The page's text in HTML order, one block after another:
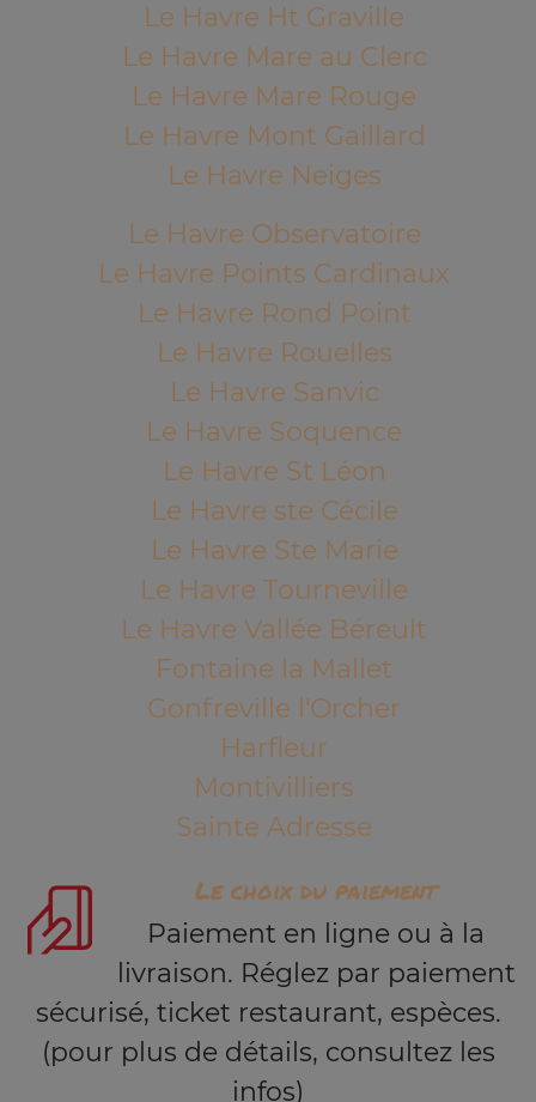
Le Havre Ht Graville
Le Havre Mare au Clerc
Le Havre Mare Rouge
Le Havre Mont Gaillard
Le Havre Neiges
Le Havre Observatoire
Le Havre Points Cardinaux
Le Havre Rond Point
Le Havre Rouelles
Le Havre Sanvic
Le Havre Soquence
Le Havre St Léon
Le Havre ste Cécile
Le Havre Ste Marie
Le Havre Tourneville
Le Havre Vallée Béreult
Fontaine la Mallet
Gonfreville l'Orcher
Harfleur
Montivilliers
Sainte Adresse
Le choix du paiement
Paiement en ligne ou à la
livraison. Réglez par paiement
sécurisé, ticket restaurant, espèces.
(pour plus de détails, consultez les
infos)